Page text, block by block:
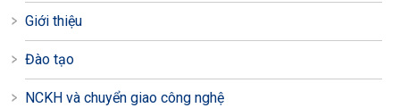
Giới thiệu
Đào tạo
NCKH và chuyển giao công nghệ